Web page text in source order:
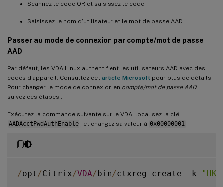
Scannez le code QR et saisissez le code.
Saisissez le nom d’utilisateur et le mot de passe AAD.
Passer au mode de connexion par compte/mot de passe
AAD
Par défaut, les VDA Linux authentifient les utilisateurs AAD avec des
codes d’appareil. Consultez cet article Microsoft pour plus de détails.
Pour changer le mode de connexion en compte/mot de passe AAD,
suivez ces étapes :
Exécutez la commande suivante sur le VDA, localisez la clé
AADAcctPwdAuthEnable , et changez sa valeur à 0x00000001 .
/opt/Citrix/VDA/ bin/ctxreg create - k